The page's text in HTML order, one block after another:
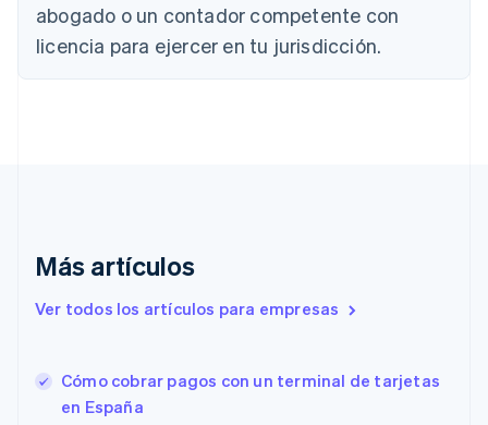
abogado o un contador competente con
licencia para ejercer en tu jurisdicción.
Más artículos
Ver todos los artículos para empresas
Cómo cobrar pagos con un terminal de tarjetas
en España
China continental
简体中文English
English
EnglishItaliano
Estados Unidos
EnglishEspañol